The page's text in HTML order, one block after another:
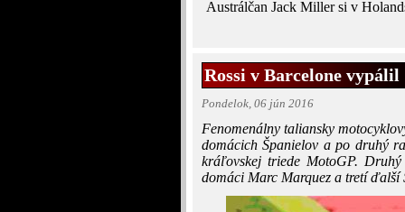
Austrálčan Jack Miller si v
Rossi v Barcelone
Pondelok, 06 jún 2016
Fenomenálny taliansky
domácich Španielov a po druhý
kráľovskej triede MotoGP.
domáci Marc Marquez a tretí ďalší